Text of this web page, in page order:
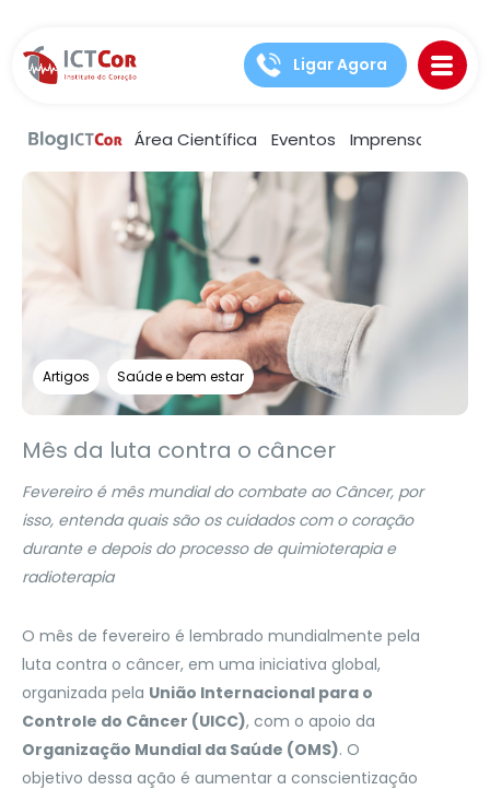
Ligar Agora
Área Científica Eventos Imprensa
Artigos Saúde e bem estar
Mês da luta contra o câncer
Fevereiro é mês mundial do combate ao Câncer, por
isso, entenda quais são os cuidados com o coração
durante e depois do processo de quimioterapia e
radioterapia
O mês de fevereiro é lembrado mundialmente pela
luta contra o câncer, em uma iniciativa global,
organizada pela União Internacional para o
Controle do Câncer (UICC), com o apoio da
Organização Mundial da Saúde (OMS). O
objetivo dessa ação é aumentar a conscientização